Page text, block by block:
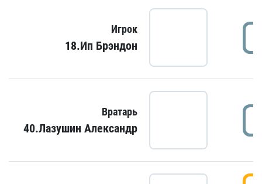
Игрок
18.Ип Брэндон
Вратарь
40.Лазушин Александр